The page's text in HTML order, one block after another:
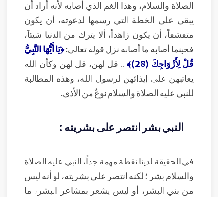
الصلاة والسلام، وهذا الغم الذي أصابه لأنه أراد أن
يبقى على الخطة التي رسمها لدعوته، أن يكون
متقشفاً، أن يكون زاهداً، ألا يترك من الدنيا شيئاَ،
فحينما أصابه ما أصابه نزل قوله تعالى:﴿يَا أَيُّهَا النَّبِيُّ
قُلْ لِأَزْوَاجِكَ (28)﴾
.. قل لهن، قل لهن وكأن الله
يعاتبهن على إيذائهن لرسول الله، وهذه المطالبة
للنبي عليه الصلاة والسلام نوعٌ من الأذى.
النبي بشر انتصر على بشريته :
في الحقيقة لدينا نقطة مهمة جداً، النبي عليه الصلاة
والسلام بشر ؛ لكنه انتصر على بشريته، لو أنه ليس
من بني البشر، أو ليس يشعر بمشاعر البشر، ما